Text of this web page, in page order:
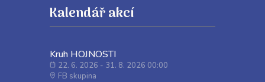
Kalendář akcí
Kruh HOJNOSTI
22. 6. 2026 - 31. 8. 2026 00:00
FB skupina